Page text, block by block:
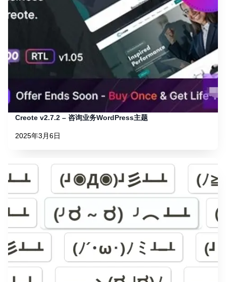
Creote v2.7.2 – 咨询业务WordPress主题
2025年3月6日